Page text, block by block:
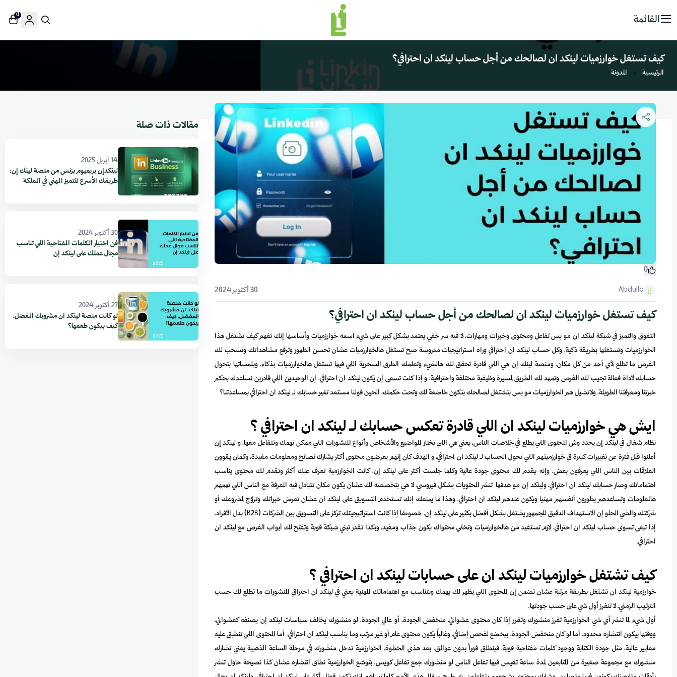
القائمة منصة لينك إن | Linkin.sa
0
كيف تستغل خوارزميات لينكد ان لصالحك من أجل حساب لينكد ان احترافي؟
الرئيسية المدونة
0
Abdulla 30 أكتوبر 2024
كيف تستغل خوارزميات لينكد ان لصالحك من أجل حساب لينكد ان احترافي؟
التفوق والتميز في شبكة لينكد ان مو بس تفاعل ومحتوى وخبرات ومهارات، لا فيه سر خفي يعتمد بشكل كبير على شيء اسمه خوارزميات وأساسها إنك تفهم كيف تشتغل هذا
الخوارزميات وتستغلها بطريقة ذكية، وكل حساب لينكد ان احترافي وراه استراتيجيات مدروسة صح تستغل هالخوارزميات عشان تحسن الظهور وترفع مشاهداتك وتسحب لك
الفرص ما تطلع لأي أحد من كل مكان، ومنصة لينك إن هي اللي قادرة تحقق لك هالشيء وتعلمك الطرق السحرية اللي فيها تستغل هالخوارزميات بذكاء، وبلمساتها بتحول
حسابك لأداة فعالة تجيب لك الفرص وتمهد لك الطريق لمسيرة وظيفية مختلفة واحترافية، و إذا كنت تسعى إن يكون لينكد ان احترافي، إن الوحيدين اللي قادرين نساعدك بحكم
خبرتنا ومعرفتنا الطويلة، ولاتشيل هم الخوارزميات مو بس بتشتغل لصالحك بتكون خاضعة لك وتحت حكمك، الحين قولنا مستعد تغير حسابك لـ لينكد ان احترافي بمساعدتنا؟
ايش هي خوارزميات لينكد ان اللي قادرة تعكس حسابك لـ لينكد ان احترافي ؟
نظام شغال في لينكد إن يحدد وش المحتوى اللي يطلع في خلاصات الناس، يعني هي اللي تختار المواضيع والأشخاص وأنواع المنشورات اللي ممكن تهمك وتتفاعل معها، و لينكد إن
أعلنوا قبل فترة عن تغييرات كبيرة في خوارزميتهم اللي تحول الحساب لـ لينكد ان احترافي، و الهدف كان إنهم يعرضون محتوى أكثر يشارك نصائح ومعلومات مفيدة، وكمان يقوون
العلاقات بين الناس اللي يعرفون بعض، وإنه يقدم لك محتوى جودة عالية وكلما جلست أكثر على لينكد إن، كانت الخوارزمية تعرف عنك أكثر وتقدم لك محتوى يناسب
اهتماماتك وصار حسابك لينكد ان احترافي، ولينكد إن مو هدفها تنشر المحتويات بشكل فيروسي، لا هي بتخصصه لك عشان يكون مكان تتبادل فيه المعرفة مع الناس اللي تهمهم
هالمعلومات وتساعدهم يطورون أنفسهم مهنيا ويكون عندهم لينكد ان احترافي، وهذا ما يمنعك إنك تستخدم التسويق على لينكد ان عشان تعرض خبراتك وتروّج لمشروعك أو
شركتك والشي الحلو إن الاستهداف الدقيق للجمهور يشتغل بشكل أفضل بكثير على لينكد إن، خصوصًا إذا كانت استراتيجيتك تركز على التسويق بين الشركات (B2B) بدل الأفراد،
إذا تبغى تسوي حساب لينكد ان احترافي، لازم تستفيد من هالخوارزميات وتخلي محتواك يكون جذاب ومفيد، وبكذا تقدر تبني شبكة قوية وتفتح لك أبواب الفرص مع لينكد ان
احترافي.
كيف تشتغل خوارزميات لينكد ان على حسابات لينكد ان احترافي ؟
خوارزمية لينكد ان تشتغل بطريقة مرتبة عشان تضمن إن المحتوى اللي يظهر لك يهمك ويتناسب مع اهتماماتك المهنية يعني في لينكد ان احترافي المنشورات ما تطلع لك حسب
الترتيب الزمني، لا تنفرز أول شي على حسب جودتها.
أول شيء لما تنشر أي شي الخوارزمية تفرز منشورك وتقرر إذا كان محتوى عشوائي، منخفض الجودة، أو عالي الجودة، لو منشورك يخالف سياسات لينكد إن يصنفه كعشوائي،
ووقتها بيكون انتشاره محدود، أما لو كان منخفض الجودة، بيخضع لفحص إضافي، وغالباً يكون محتوى عام أو غير مرتب وما يناسب لينكد ان احترافي. أما المحتوى اللي تنطبق عليه
معايير عالية، مثل جودة الكتابة ووجود كلمات مفتاحية قوية، فينطلق فوراً بدون عوائق، بعد هذي الخطوة، الخوارزمية تدخل منشورك في مرحلة الساعة الذهبية يعني تشارك
منشورك مع مجموعة صغيرة من المتابعين لمدة ساعة تقيس فيها تفاعل الناس لو منشورك جمع تفاعل كويس، بتوسّع الخوارزمية نطاق انتشاره عشان كذا نصيحة حاول تنشر
مقالات ذات صلة
14 أبريل 2025
لينكدإن بريميوم بزنس من منصة لينك إن:
طريقك الأسرع للتميز المهني في المملكة
30 أكتوبر 2024
فن اختيار الكلمات المفتاحية اللي تناسب
مجال عملك على لينكد إن
27 أكتوبر 2024
لو كانت منصة لينكد ان مشروبك المفضل،
كيف بيكون طعمها؟